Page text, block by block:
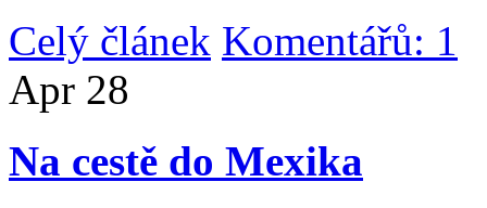
Celý článek Komentářů: 1
Apr 28
Na cestě do Mexika